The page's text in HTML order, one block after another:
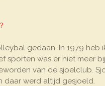
gedaan. In 1979
sporten was er niet meer
van de sjoelclub.
daar werd altijd gesjoeld.